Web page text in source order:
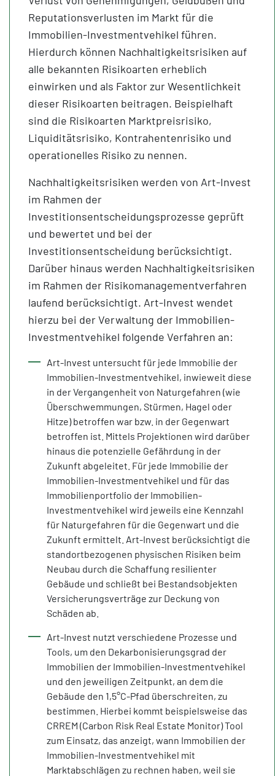
Reputationsverlusten im Markt für die
Immobilien-Investmentvehikel führen.
Hierdurch können Nachhaltigkeitsrisiken auf
alle bekannten Risikoarten erheblich
einwirken und als Faktor zur Wesentlichkeit
dieser Risikoarten beitragen. Beispielhaft
sind die Risikoarten Marktpreisrisiko,
Liquiditätsrisiko, Kontrahentenrisiko und
operationelles Risiko zu nennen.
Nachhaltigkeitsrisiken werden von Art-Invest
im Rahmen der
Investitionsentscheidungsprozesse geprüft
und bewertet und bei der
Investitionsentscheidung berücksichtigt.
Darüber hinaus werden Nachhaltigkeitsrisiken
im Rahmen der Risikomanagementverfahren
laufend berücksichtigt. Art-Invest wendet
hierzu bei der Verwaltung der Immobilien-
Investmentvehikel folgende Verfahren an:
Art-Invest untersucht für jede Immobilie der
Immobilien-Investmentvehikel, inwieweit diese
in der Vergangenheit von Naturgefahren (wie
Überschwemmungen, Stürmen, Hagel oder
Hitze) betroffen war bzw. in der Gegenwart
betroffen ist. Mittels Projektionen wird darüber
hinaus die potenzielle Gefährdung in der
Zukunft abgeleitet. Für jede Immobilie der
Immobilien-Investmentvehikel und für das
Immobilienportfolio der Immobilien-
Investmentvehikel wird jeweils eine Kennzahl
für Naturgefahren für die Gegenwart und die
Zukunft ermittelt. Art-Invest berücksichtigt die
standortbezogenen physischen Risiken beim
Neubau durch die Schaffung resilienter
Gebäude und schließt bei Bestandsobjekten
Versicherungsverträge zur Deckung von
Schäden ab.
Art-Invest nutzt verschiedene Prozesse und
Tools, um den Dekarbonisierungsgrad der
Immobilien der Immobilien-Investmentvehikel
und den jeweiligen Zeitpunkt, an dem die
Gebäude den 1,5°C-Pfad überschreiten, zu
bestimmen. Hierbei kommt beispielsweise das
CRREM (Carbon Risk Real Estate Monitor) Tool
zum Einsatz, das anzeigt, wann Immobilien der
Immobilien-Investmentvehikel mit
Marktabschlägen zu rechnen haben, weil sie